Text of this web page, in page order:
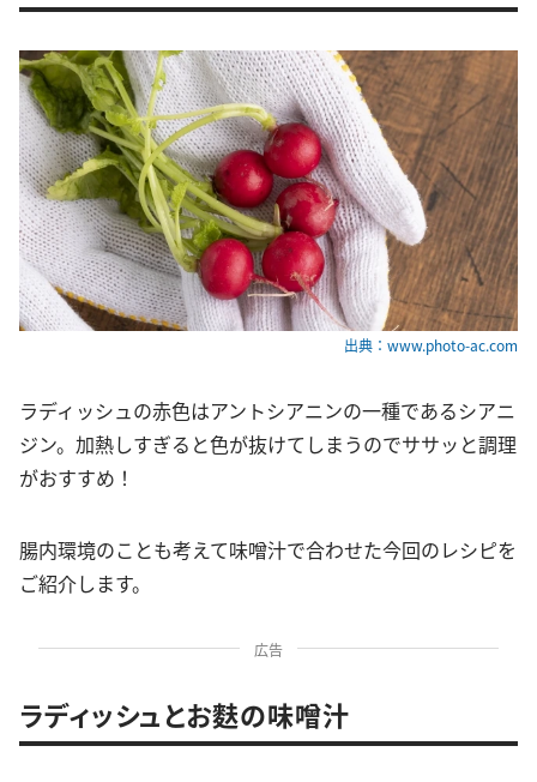
出典：www.photo-ac.com
ラディッシュの赤色はアントシアニンの一種であるシアニ
ジン。加熱しすぎると色が抜けてしまうのでササッと調理
がおすすめ！
腸内環境のことも考えて味噌汁で合わせた今回のレシピを
ご紹介します。
広告
ラディッシュとお麩の味噌汁